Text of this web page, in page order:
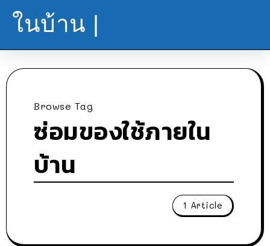
ในบ้าน |
Browse Tag
ซ่อมของใช้ภายใน
บ้าน
1 Article